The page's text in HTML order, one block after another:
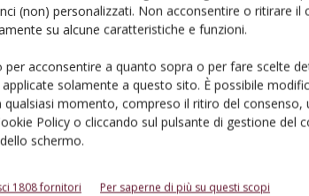
(non) personalizzati. Non acconsentire o ritirare il
su alcune caratteristiche e funzioni.
per acconsentire a quanto sopra o per fare scelte
solamente a questo sito. È possibile
qualsiasi momento, compreso il ritiro del consenso,
Policy o cliccando sul pulsante di gestione del
schermo.
1808 fornitori Per saperne di più su questi scopi
Alleanza Cooperative non firma le
proposte dei produttori Ue
sull’etichettatura
DiRedazione 9 Marzo 2018